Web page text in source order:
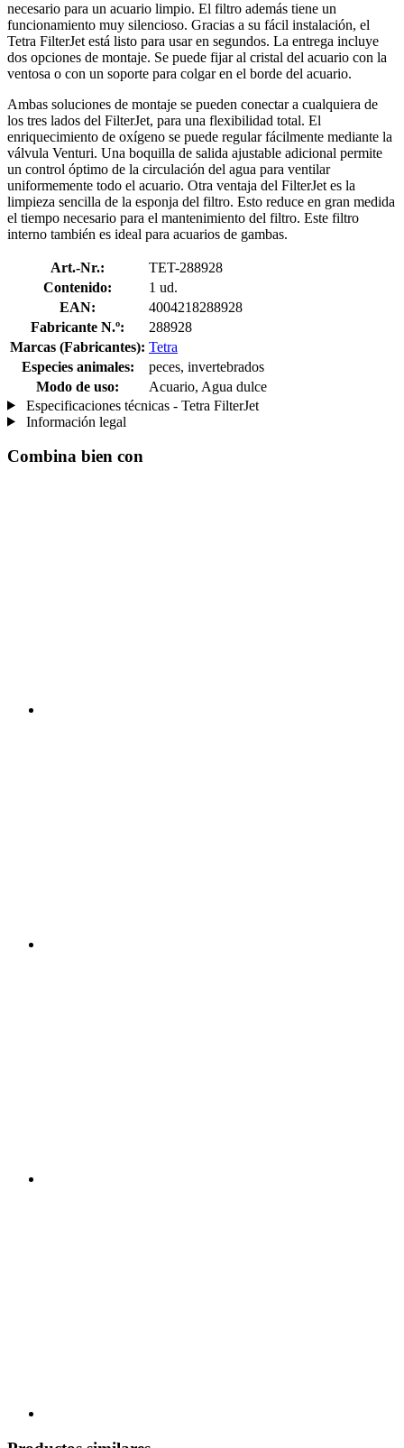
necesario para un acuario limpio. El filtro además tiene un
funcionamiento muy silencioso. Gracias a su fácil instalación, el
Tetra FilterJet está listo para usar en segundos. La entrega incluye
dos opciones de montaje. Se puede fijar al cristal del acuario con la
ventosa o con un soporte para colgar en el borde del acuario.
Ambas soluciones de montaje se pueden conectar a cualquiera de
los tres lados del FilterJet, para una flexibilidad total. El
enriquecimiento de oxígeno se puede regular fácilmente mediante la
válvula Venturi. Una boquilla de salida ajustable adicional permite
un control óptimo de la circulación del agua para ventilar
uniformemente todo el acuario. Otra ventaja del FilterJet es la
limpieza sencilla de la esponja del filtro. Esto reduce en gran medida
el tiempo necesario para el mantenimiento del filtro. Este filtro
interno también es ideal para acuarios de gambas.
Art.-Nr.:
TET-288928
Contenido:
1 ud.
EAN:
4004218288928
Fabricante N.º:
288928
Marcas (Fabricantes): Tetra
Especies animales:
peces, invertebrados
Modo de uso:
Acuario, Agua dulce
Especificaciones técnicas - Tetra FilterJet
Información legal
Combina bien con